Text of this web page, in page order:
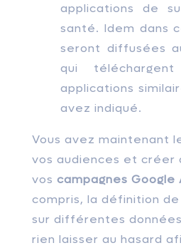
applications de
santé. Idem dans
seront diffusées
qui
applications
avez indiqué.
Vous avez maintenant
vos audiences et créer
vos campagnes Google
compris, la définition
sur différentes
rien laisser au hasard